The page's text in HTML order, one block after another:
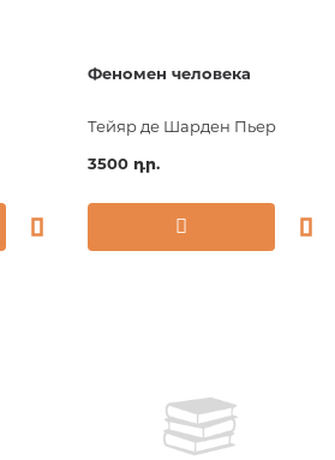
Феномен человека
Тейяр де Шарден Пьер
3500 դր.